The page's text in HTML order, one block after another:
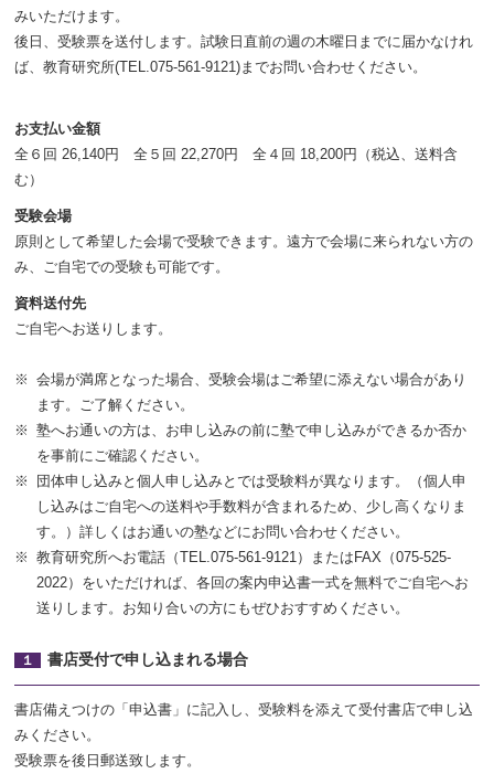
みいただけます。
後日、受験票を送付します。試験日直前の週の木曜日までに届かなけれ
ば、教育研究所(TEL.075-561-9121)までお問い合わせください。
お支払い金額
全６回 26,140円 全５回 22,270円 全４回 18,200円（税込、送料含
む）
受験会場
原則として希望した会場で受験できます。遠方で会場に来られない方の
み、ご自宅での受験も可能です。
資料送付先
ご自宅へお送りします。
会場が満席となった場合、受験会場はご希望に添えない場合があり
ます。ご了解ください。
塾へお通いの方は、お申し込みの前に塾で申し込みができるか否か
を事前にご確認ください。
団体申し込みと個人申し込みとでは受験料が異なります。（個人申
し込みはご自宅への送料や手数料が含まれるため、少し高くなりま
す。）詳しくはお通いの塾などにお問い合わせください。
教育研究所へお電話（TEL.075-561-9121）またはFAX（075-525-
2022）をいただければ、各回の案内申込書一式を無料でご自宅へお
送りします。お知り合いの方にもぜひおすすめください。
１ 書店受付で申し込まれる場合
書店備えつけの「申込書」に記入し、受験料を添えて受付書店で申し込
みください。
受験票を後日郵送致します。